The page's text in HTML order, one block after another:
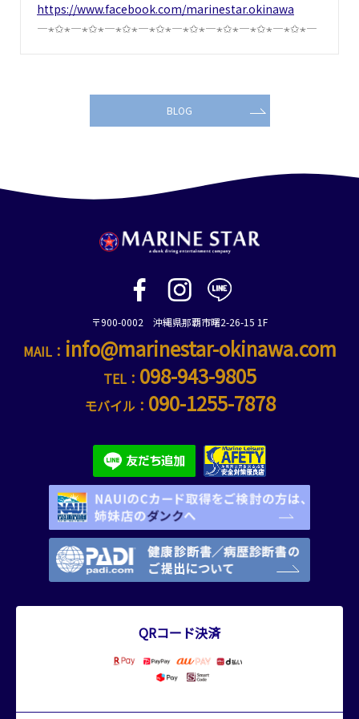
https://www.facebook.com/marinestar.okinawa
―⋆✩⋆―⋆✩⋆―⋆✩⋆―⋆✩⋆―⋆✩⋆―⋆✩⋆―⋆✩⋆―⋆✩⋆―
BLOG
〒900-0002 沖縄県那覇市曙2-26-15 1F
MAIL： info@marinestar-okinawa.com
TEL： 098-943-9805
モバイル： 090-1255-7878
QRコード決済